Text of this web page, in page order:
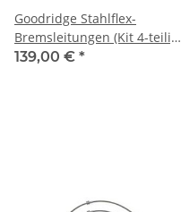
Goodridge Stahlflex-
Bremsleitungen (Kit 4-teilig,
ABE) - Audi TT (8N) alle
139,00 € *